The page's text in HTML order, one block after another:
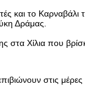
και το Καρναβάλι
Δράμας.
στα Χίλια που
στις